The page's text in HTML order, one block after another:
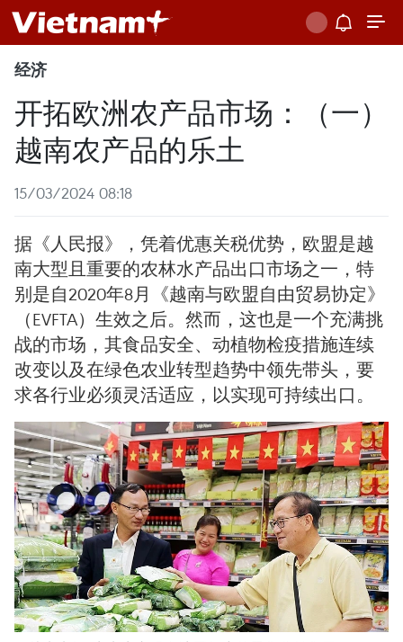
经济
开拓欧洲农产品市场：（一）
越南农产品的乐土
15/03/2024 08:18
据《人民报》，凭着优惠关税优势，欧盟是越
南大型且重要的农林水产品出口市场之一，特
别是自2020年8月《越南与欧盟自由贸易协定》
（EVFTA）生效之后。然而，这也是一个充满挑
战的市场，其食品安全、动植物检疫措施连续
改变以及在绿色农业转型趋势中领先带头，要
求各行业必须灵活适应，以实现可持续出口。